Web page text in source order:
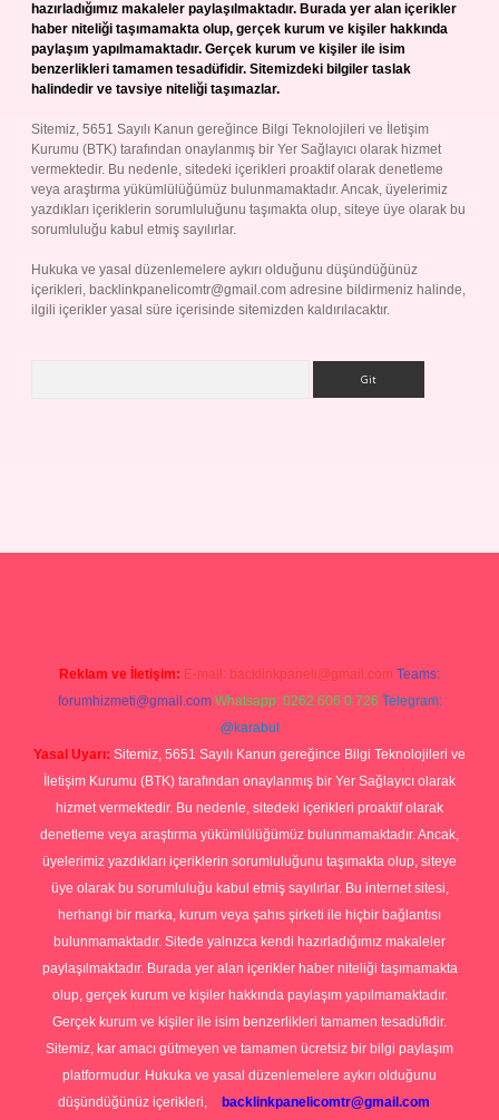
hazırladığımız makaleler paylaşılmaktadır. Burada yer alan içerikler
haber niteliği taşımamakta olup, gerçek kurum ve kişiler hakkında
paylaşım yapılmamaktadır. Gerçek kurum ve kişiler ile isim
benzerlikleri tamamen tesadüfidir. Sitemizdeki bilgiler taslak
halindedir ve tavsiye niteliği taşımazlar.
Sitemiz, 5651 Sayılı Kanun gereğince Bilgi Teknolojileri ve İletişim
Kurumu (BTK) tarafından onaylanmış bir Yer Sağlayıcı olarak hizmet
vermektedir. Bu nedenle, sitedeki içerikleri proaktif olarak denetleme
veya araştırma yükümlülüğümüz bulunmamaktadır. Ancak, üyelerimiz
yazdıkları içeriklerin sorumluluğunu taşımakta olup, siteye üye olarak bu
sorumluluğu kabul etmiş sayılırlar.
Hukuka ve yasal düzenlemelere aykırı olduğunu düşündüğünüz
içerikleri, backlinkpanelicomtr@gmail.com adresine bildirmeniz halinde,
ilgili içerikler yasal süre içerisinde sitemizden kaldırılacaktır.
Reklam ve İletişim: E-mail: backlinkpaneli@gmail.com Teams:
forumhizmeti@gmail.com Whatsapp: 0262 606 0 726 Telegram:
@karabul
Yasal Uyarı: Sitemiz, 5651 Sayılı Kanun gereğince Bilgi Teknolojileri ve
İletişim Kurumu (BTK) tarafından onaylanmış bir Yer Sağlayıcı olarak
hizmet vermektedir. Bu nedenle, sitedeki içerikleri proaktif olarak
denetleme veya araştırma yükümlülüğümüz bulunmamaktadır. Ancak,
üyelerimiz yazdıkları içeriklerin sorumluluğunu taşımakta olup, siteye
üye olarak bu sorumluluğu kabul etmiş sayılırlar. Bu internet sitesi,
herhangi bir marka, kurum veya şahıs şirketi ile hiçbir bağlantısı
bulunmamaktadır. Sitede yalnızca kendi hazırladığımız makaleler
paylaşılmaktadır. Burada yer alan içerikler haber niteliği taşımamakta
olup, gerçek kurum ve kişiler hakkında paylaşım yapılmamaktadır.
Gerçek kurum ve kişiler ile isim benzerlikleri tamamen tesadüfidir.
Sitemiz, kar amacı gütmeyen ve tamamen ücretsiz bir bilgi paylaşım
platformudur. Hukuka ve yasal düzenlemelere aykırı olduğunu
düşündüğünüz içerikleri,
backlinkpanelicomtr@gmail.com